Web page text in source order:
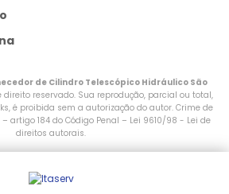
de Cilindro Telescópico Hidráulico São
direito reservado. Sua reprodução, parcial ou total,
é proibida sem a autorização do autor. Crime de
artigo 184 do Código Penal – Lei 9610/98 - Lei de
direitos autorais.